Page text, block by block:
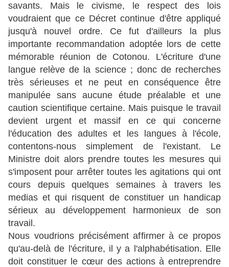
savants. Mais le civisme, le respect des lois
voudraient que ce Décret continue d'être appliqué
jusqu'à nouvel ordre. Ce fut d'ailleurs la plus
importante recommandation adoptée lors de cette
mémorable réunion de Cotonou. L'écriture d'une
langue relève de la science ; donc de recherches
très sérieuses et ne peut en conséquence être
manipulée sans aucune étude préalable et une
caution scientifique certaine. Mais puisque le travail
devient urgent et massif en ce qui concerne
l'éducation des adultes et les langues à l'école,
contentons-nous simplement de l'existant. Le
Ministre doit alors prendre toutes les mesures qui
s'imposent pour arrêter toutes les agitations qui ont
cours depuis quelques semaines à travers les
medias et qui risquent de constituer un handicap
sérieux au développement harmonieux de son
travail.
Nous voudrions précisément affirmer à ce propos
qu'au-delà de l'écriture, il y a l'alphabétisation. Elle
doit constituer le cœur des actions à entreprendre